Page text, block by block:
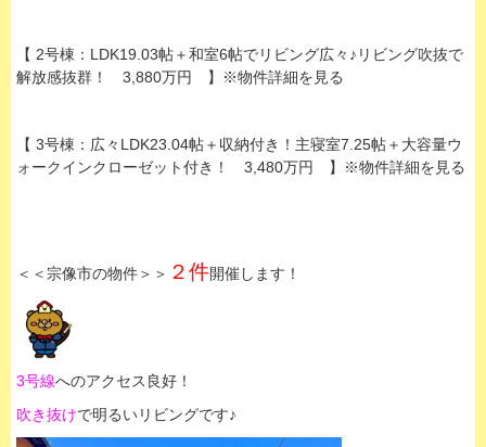
【 2号棟：LDK19.03帖＋和室6帖でリビング広々♪リビング吹抜で
解放感抜群！ 3,880万円 】※物件詳細を見る
【 3号棟：広々LDK23.04帖＋収納付き！主寝室7.25帖＋大容量ウ
ォークインクローゼット付き！ 3,480万円 】※物件詳細を見る
＜＜宗像市の物件＞＞ ２件開催します！
3号線へのアクセス良好！
吹き抜けで明るいリビングです♪